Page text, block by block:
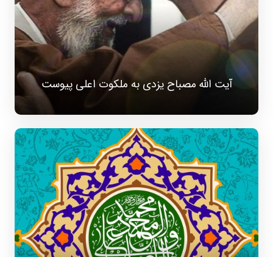
آیت الله مصباح یزدی به ملکوت اعلی پیوست